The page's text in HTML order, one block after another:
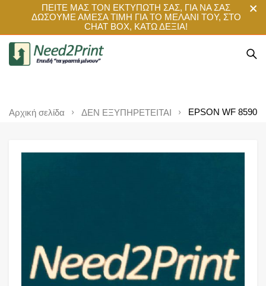
ΠΕΙΤΕ ΜΑΣ ΤΟΝ ΕΚΤΥΠΩΤΗ ΣΑΣ, ΓΙΑ ΝΑ ΣΑΣ
ΔΩΣΟΥΜΕ ΑΜΕΣΑ ΤΙΜΗ ΓΙΑ ΤΟ ΜΕΛΑΝΙ ΤΟΥ, ΣΤΟ
CHAT BOX, ΚΑΤΩ ΔΕΞΙΑ!
Αρχική σελίδα ΔΕΝ ΕΞΥΠΗΡΕΤΕΙΤΑΙ EPSON WF 8590